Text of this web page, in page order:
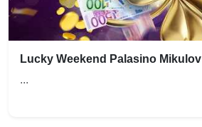
Lucky Weekend Palasino Mikulov
...